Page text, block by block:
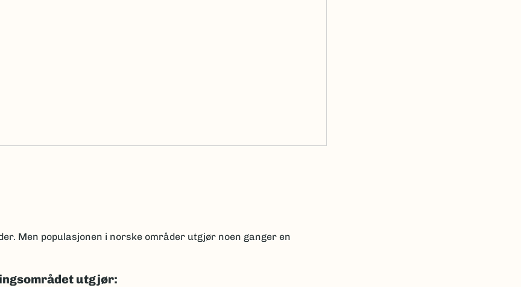
Men populasjonen i norske områder utgjør noen ganger en
utgjør: